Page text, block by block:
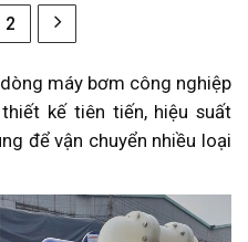
2
máy bơm công nghiệp
kế tiên tiến, hiệu suất
để vận chuyển nhiều loại